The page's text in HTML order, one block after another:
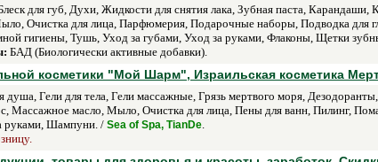
для губ, Духи, Жидкости для снятия лака, Зубная паста,
Очистка для лица, Парфюмерия, Подарочные наборы, Подводка для
гигиены, Тушь, Уход за губами, Уход за руками, Флаконы, Щетки
БАД (Биологически активные добавки).
косметики "Мой Шарм", Израильская косметика
душа, Гели для тела, Гели массажные, Грязь мертвого моря,
Массажное масло, Мыло, Очистка для лица, Пены для ванн, Пилинг,
руками, Шампуни. / Sea of Spa, TianDe.